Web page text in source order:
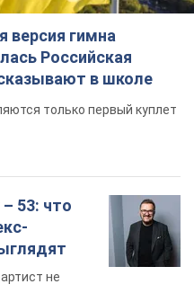
версия гимна
Российская
в школе
только первый куплет
53: что
не